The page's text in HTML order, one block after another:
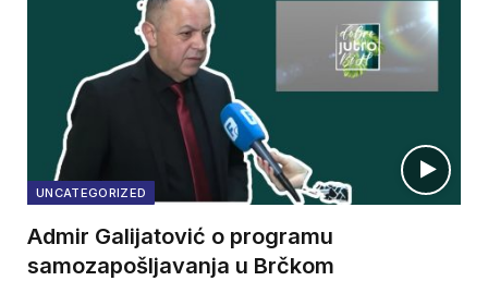
UNCATEGORIZED
Admir Galijatović o programu
samozapošljavanja u Brčkom